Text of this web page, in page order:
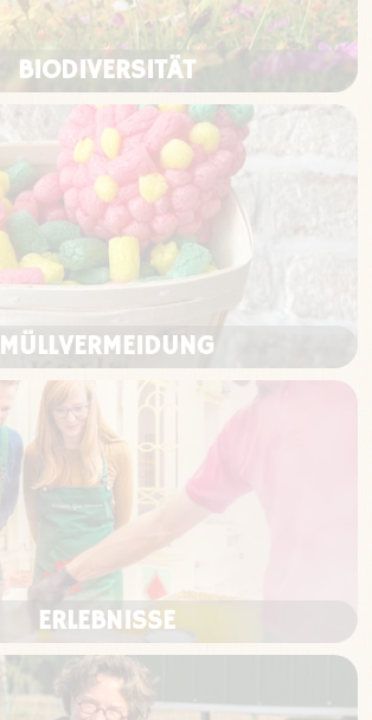
BIODIVERSITÄT
MÜLLVERMEIDUNG
ERLEBNISSE